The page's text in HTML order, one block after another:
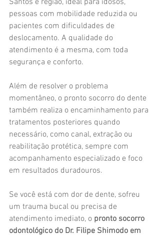
Santos e região, ideal para idosos,
pessoas com mobilidade reduzida ou
pacientes com dificuldades de
deslocamento. A qualidade do
atendimento é a mesma, com toda
segurança e conforto.
Além de resolver o problema
momentâneo, o pronto socorro do dente
também realiza o encaminhamento para
tratamentos posteriores quando
necessário, como canal, extração ou
reabilitação protética, sempre com
acompanhamento especializado e foco
em resultados duradouros.
Se você está com dor de dente, sofreu
um trauma bucal ou precisa de
atendimento imediato, o pronto socorro
odontológico do Dr. Filipe Shimodo em